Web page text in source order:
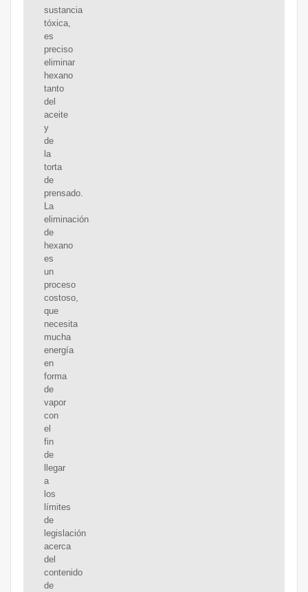
sustancia
tóxica,
es
preciso
eliminar
hexano
tanto
del
aceite
y
de
la
torta
de
prensado.
La
eliminación
de
hexano
es
un
proceso
costoso,
que
necesita
mucha
energía
en
forma
de
vapor
con
el
fin
de
llegar
a
los
límites
de
legislación
acerca
del
contenido
de